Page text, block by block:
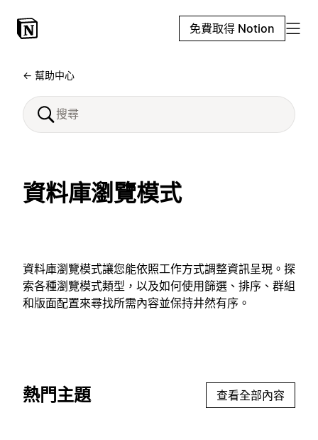
免費取得 Notion
← 幫助中心
資料庫瀏覽模式
資料庫瀏覽模式讓您能依照工作方式調整資訊呈現。探
索各種瀏覽模式類型，以及如何使用篩選、排序、群組
和版面配置來尋找所需內容並保持井然有序。
熱門主題 查看全部內容